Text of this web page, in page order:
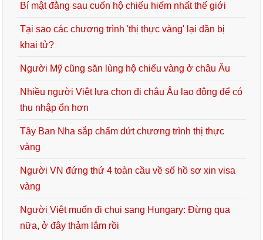
Bí mật đằng sau cuốn hộ chiếu hiếm nhất thế giới
Tại sao các chương trình 'thị thực vàng' lại dần bị
khai tử?
Người Mỹ cũng săn lùng hộ chiếu vàng ở châu Âu
Nhiều người Việt lựa chọn đi châu Âu lao động để có
thu nhập ổn hơn
Tây Ban Nha sắp chấm dứt chương trình thị thực
vàng
Người VN đứng thứ 4 toàn cầu về số hồ sơ xin visa
vàng
Người Việt muốn đi chui sang Hungary: Đừng qua
nữa, ở đây thảm lắm rồi